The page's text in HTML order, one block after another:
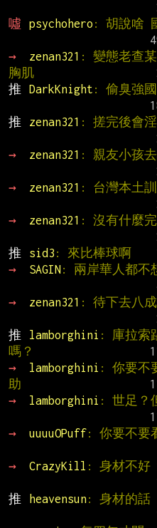
噓
psychohero : 胡說啥
→
zenan321 : 變態老查
胸肌
推
DarkKnight : 偷臭強國
推
zenan321 : 搓完後會
→
zenan321 : 親友小孩
→
zenan321 : 台灣本土
→
zenan321 : 沒有什麼
推
sid3 : 來比棒球啊
→
SAGIN: 兩岸華人都不
→
zenan321 : 待下去八
推
lamborghini : 庫拉索
嗎？
→
lamborghini : 你要不
助
→
lamborghini : 世足？
→
uuuuOPuff: 你要不要
→
CrazyKill : 身材不好
推
heavensun: 身材的話